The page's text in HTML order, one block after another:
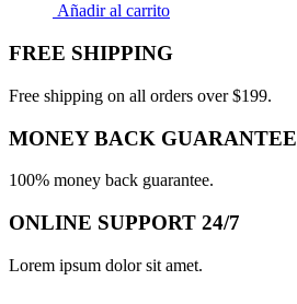
Añadir al carrito
FREE SHIPPING
Free shipping on all orders over $199.
MONEY BACK GUARANTEE
100% money back guarantee.
ONLINE SUPPORT 24/7
Lorem ipsum dolor sit amet.